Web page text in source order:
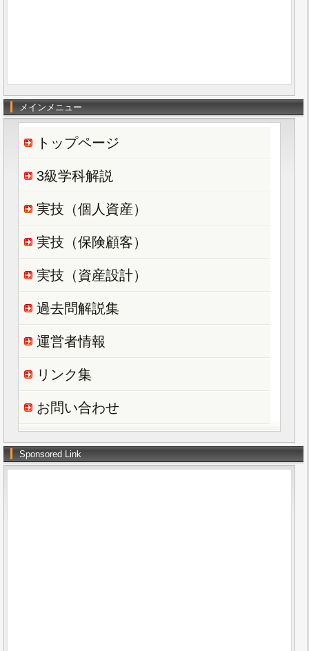
メインメニュー
トップページ
3級学科解説
実技（個人資産）
実技（保険顧客）
実技（資産設計）
過去問解説集
運営者情報
リンク集
お問い合わせ
Sponsored Link